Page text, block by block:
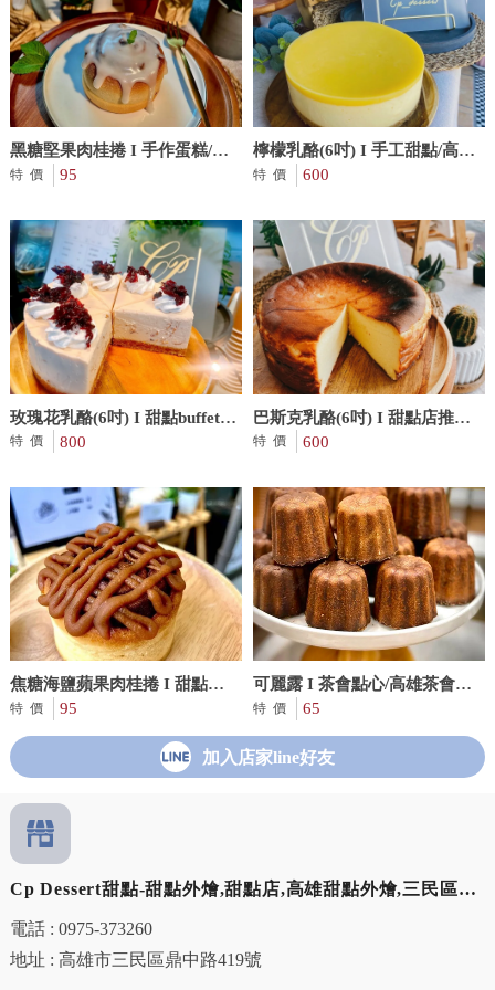
黑糖堅果肉桂捲 I 手作蛋糕/高
雄手作蛋糕
特價 95
檸檬乳酪(6吋) I 手工甜點/高雄
手工甜點
特價 600
玫瑰花乳酪(6吋) I 甜點buffet/
高雄甜點buffet
特價 800
巴斯克乳酪(6吋) I 甜點店推薦/
高雄甜點店推薦
特價 600
焦糖海鹽蘋果肉桂捲 I 甜點推
薦/高雄甜點推薦
特價 95
可麗露 I 茶會點心/高雄茶會點
心 特價 65
加入店家line好友
Cp Dessert甜點-甜點外燴,甜點店,高雄甜點外燴,三民區甜
點外燴
電話 : 0975-373260
地址 : 高雄市三民區鼎中路419號